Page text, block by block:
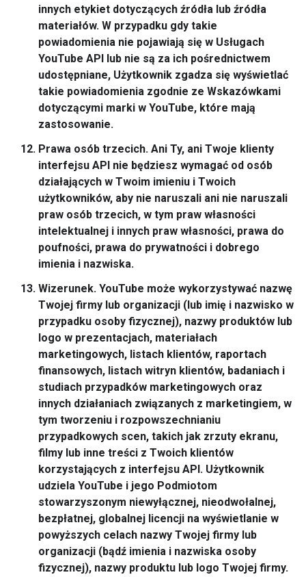
innych etykiet dotyczących źródła lub źródła
materiałów. W przypadku gdy takie
powiadomienia nie pojawiają się w Usługach
YouTube API lub nie są za ich pośrednictwem
udostępniane, Użytkownik zgadza się wyświetlać
takie powiadomienia zgodnie ze Wskazówkami
dotyczącymi marki w YouTube, które mają
zastosowanie.
Prawa osób trzecich. Ani Ty, ani Twoje klienty
interfejsu API nie będziesz wymagać od osób
działających w Twoim imieniu i Twoich
użytkowników, aby nie naruszali ani nie naruszali
praw osób trzecich, w tym praw własności
intelektualnej i innych praw własności, prawa do
poufności, prawa do prywatności i dobrego
imienia i nazwiska.
Wizerunek. YouTube może wykorzystywać nazwę
Twojej firmy lub organizacji (lub imię i nazwisko w
przypadku osoby fizycznej), nazwy produktów lub
logo w prezentacjach, materiałach
marketingowych, listach klientów, raportach
finansowych, listach witryn klientów, badaniach i
studiach przypadków marketingowych oraz
innych działaniach związanych z marketingiem, w
tym tworzeniu i rozpowszechnianiu
przypadkowych scen, takich jak zrzuty ekranu,
filmy lub inne treści z Twoich klientów
korzystających z interfejsu API. Użytkownik
udziela YouTube i jego Podmiotom
stowarzyszonym niewyłącznej, nieodwołalnej,
bezpłatnej, globalnej licencji na wyświetlanie w
powyższych celach nazwy Twojej firmy lub
organizacji (bądź imienia i nazwiska osoby
fizycznej), nazwy produktu lub logo Twojej firmy.